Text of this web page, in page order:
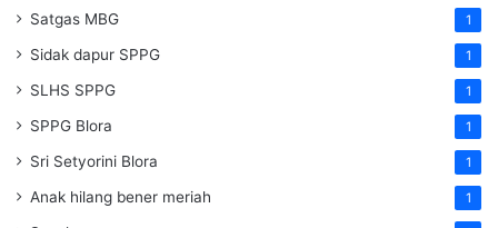
Satgas MBG 1
Sidak dapur SPPG 1
SLHS SPPG 1
SPPG Blora 1
Sri Setyorini Blora 1
Anak hilang bener meriah 1